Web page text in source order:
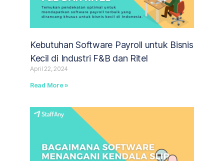
Kebutuhan Software Payroll untuk Bisnis
Kecil di Industri F&B dan Ritel
April 22, 2024
Read More »